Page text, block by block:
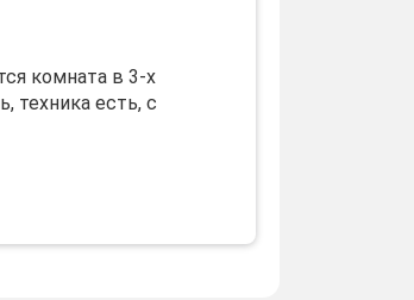
комната в 3-х
техника есть, с